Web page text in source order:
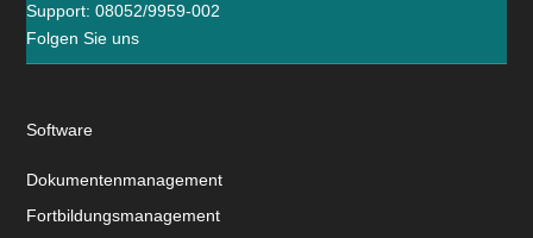
Support: 08052/9959-002
Folgen Sie uns
Software
Dokumentenmanagement
Fortbildungsmanagement